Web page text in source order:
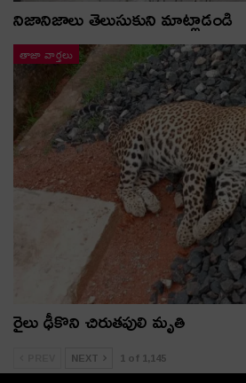
నిజానిజాలు తెలుసుకుని మాట్లాడండి
తాజా వార్తలు
రైలు ఢీకొని చిరుతపులి మృతి
NEXT 1 of 1,145